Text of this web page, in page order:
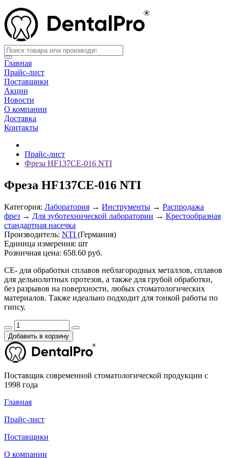
Главная
Прайс-лист
Поставщики
Акции
Новости
О компании
Доставка
Контакты
Прайс-лист
Фреза HF137CE-016 NTI
Фреза HF137CE-016 NTI
Категория: Лаборатория → Инструменты → Распродажа
фрез → Для зуботехнической лаборатории → Крестообразная
стандартная насечка
Производитель: NTI (Германия)
Единица измерения: шт
Розничная цена: 658.60 руб.
CE- для обработки сплавов неблагородных металлов, сплавов
для дельнолитных протезов, а также для грубой обработки,
без разрывов на поверхности, любых стоматологических
материалов. Также идеально подходит для тонкой работы по
гипсу.
Добавить в корзину
Поставщик современной стоматологической продукции с
1998 года
Главная
Прайс-лист
Поставщики
О компании